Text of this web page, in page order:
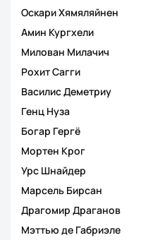
Оскари Хямяляйнен
Амин Кургхели
Милован Милачич
Рохит Сагги
Василис Деметриу
Генц Нуза
Богар Гергё
Мортен Крог
Урс Шнайдер
Марсель Бирсан
Драгомир Драганов
Мэттью де Габриэле